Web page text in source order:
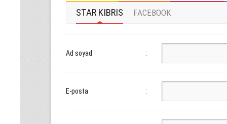
STAR KIBRIS FACEBOOK
Ad soyad :
E-posta :